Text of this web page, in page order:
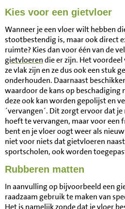
Kies voor een gietvloer
Wanneer je een vloer wilt hebben
stootbestendig is, maar ook direct
ruimte? Kies dan voor één van de
gietvloerendie er zijn. Het
ze vlak zijn en ze dus ook een stuk
onderhouden. Daarnaast
waardoor de kans op beschadiging
deze ook kan worden gepolijst en
´vervangen´. Dit zorgt ervoor dat
hoeft te vervangen, maar voor een
bent en je vloer oogt weer als
niet voor niets dat gietvloeren
sportscholen, ook worden
Rubberen matten
In aanvulling op bijvoorbeeld een
raadzaam gebruik te maken van
Het is namelijk zonde dat je vloer